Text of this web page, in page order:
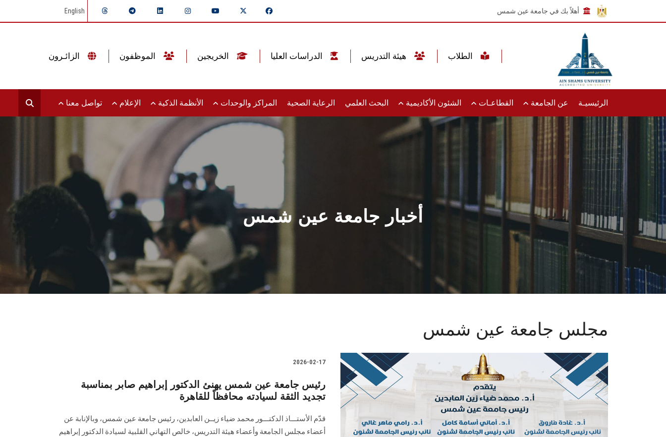
أهلاً بك في جامعة عين شمس English
الرئيسيـة عن الجامعة القطاعـات الشئون الأكاديمية البحث العلمي الرعاية الصحية المراكز والوحدات الأنظمة الذكية الإعلام تواصل معنا
أخبار جامعة عين شمس
مجلس جامعة عين شمس
2026-02-17
رئيس جامعة عين شمس يهنئ الدكتور إبراهيم صابر بمناسبة
تجديد الثقة لسيادته محافظاً للقاهرة
قدّم الأستـــاذ الدكتـــور محمد ضياء زيــن العابدين، رئيس جامعة عين شمس، وبالإنابة عن
أعضاء مجلس الجامعة وأعضاء هيئة التدريس، خالص التهاني القلبية لسيادة الدكتور إبراهيم